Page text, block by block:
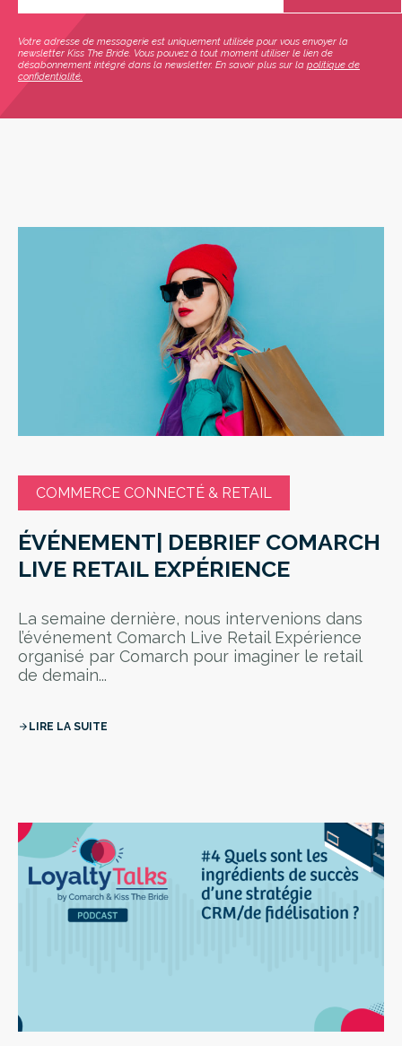
Votre adresse de messagerie est uniquement utilisée pour vous envoyer la
newsletter Kiss The Bride. Vous pouvez à tout moment utiliser le lien de
désabonnement intégré dans la newsletter. En savoir plus sur la politique de
confidentialité.
COMMERCE CONNECTÉ & RETAIL
ÉVÉNEMENT| DEBRIEF COMARCH
LIVE RETAIL EXPÉRIENCE
La semaine dernière, nous intervenions dans
l’événement Comarch Live Retail Expérience
organisé par Comarch pour imaginer le retail
de demain...
arrow_forward LIRE LA SUITE